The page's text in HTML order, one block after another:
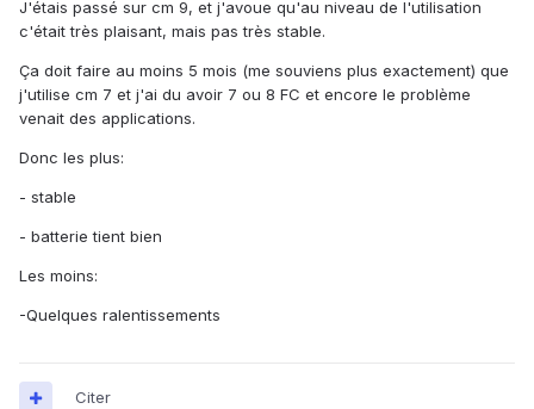
J'étais passé sur cm 9, et j'avoue qu'au niveau de l'utilisation
c'était très plaisant, mais pas très stable.
Ça doit faire au moins 5 mois (me souviens plus exactement) que
j'utilise cm 7 et j'ai du avoir 7 ou 8 FC et encore le problème
venait des applications.
Donc les plus:
- stable
- batterie tient bien
Les moins:
-Quelques ralentissements
Citer